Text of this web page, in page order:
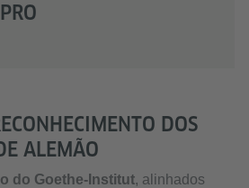
DOS
ALEMÃO
do Goethe-Institut, alinhados